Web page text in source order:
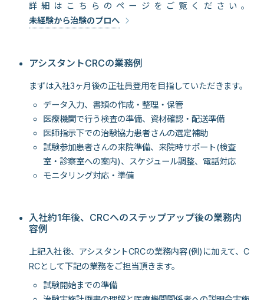
詳細はこちらのページをご覧ください。
未経験から治験のプロへ
アシスタントCRCの業務例
まずは入社3ヶ月後の正社員登用を目指していただきます。
データ入力、書類の作成・整理・保管
医療機関で行う検査の準備、資材確認・配送準備
医師指示下での治験協力患者さんの選定補助
試験参加患者さんの来院準備、来院時サポート(検査
室・診察室への案内)、スケジュール調整、電話対応
モニタリング対応・準備
入社約1年後、CRCへのステップアップ後の業務内
容例
上記入社後、アシスタントCRCの業務内容(例)に加えて、C
RCとして下記の業務をご担当頂きます。
試験開始までの準備